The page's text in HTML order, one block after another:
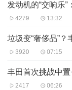
4279 13:32
垃圾变“奢侈品”
3920 07:15
丰田首次挑战中置
2417 06:26